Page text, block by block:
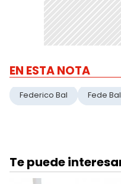
EN ESTA NOTA
Federico Bal Fede Bal